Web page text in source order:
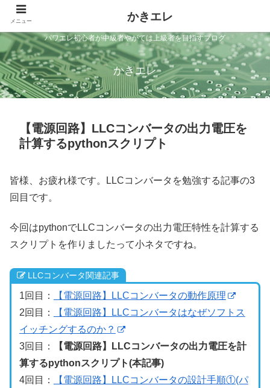
パワエレ初心者が中級者やがては上級者を目指すブログ
かきエレ
【電源回路】LLCコンバータの出力電圧を
計算するpythonスクリプト
皆様、お疲れ様です。LLCコンバータを勉強する記事の3
回目です。
今回はpythonでLLCコンバータの出力電圧特性を計算する
スクリプトを作りましたって小ネタですね。
LLCコンバータ関連記事
1回目：
【電源回路】LLCコンバータの動作原理
2回目：
【電源回路】LLCコンバータはなぜソフトス
イッチングするのか？
3回目：
【電源回路】LLCコンバータの出力電圧を計
算するpythonスクリプト(本記事)
4回目：
【電源回路】LLCコンバータの設計手順①(パ
メニュー かきエレ